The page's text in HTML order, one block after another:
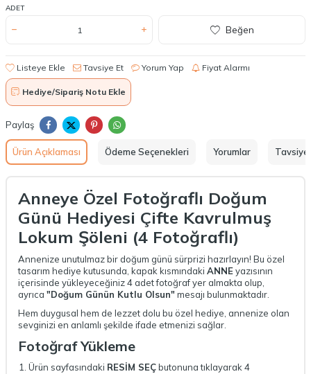
ADET
Beğen
Listeye Ekle Tavsiye Et Yorum Yap Fiyat Alarmı
Hediye/Sipariş Notu Ekle
Paylaş
Ürün Açıklaması Ödeme Seçenekleri Yorumlar Tavsiye
Anneye Özel Fotoğraflı Doğum
Günü Hediyesi Çifte Kavrulmuş
Lokum Şöleni (4 Fotoğraflı)
Annenize unutulmaz bir doğum günü sürprizi hazırlayın! Bu özel
tasarım hediye kutusunda, kapak kısmındaki ANNEyazısının
içerisinde yükleyeceğiniz 4 adet fotoğraf yer almakta olup,
ayrıca "Doğum Günün Kutlu Olsun"mesajı bulunmaktadır.
Hem duygusal hem de lezzet dolu bu özel hediye, annenize olan
sevginizi en anlamlı şekilde ifade etmenizi sağlar.
Fotoğraf Yükleme
Ürün sayfasındaki RESİM SEÇbutonuna tıklayarak 4